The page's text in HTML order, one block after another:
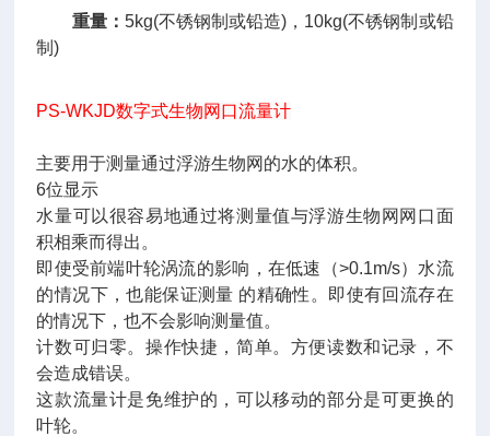
重量： 5kg(不锈钢制或铅造)，10kg(不锈钢制或铅
制)
PS-WKJD数字式生物网口流量计
主要用于测量通过浮游生物网的水的体积。
6位显示
水量可以很容易地通过将测量值与浮游生物网网口面
积相乘而得出。
即使受前端叶轮涡流的影响，在低速（>0.1m/s）水流
的情况下，也能保证测量 的精确性。即使有回流存在
的情况下，也不会影响测量值。
计数可归零。操作快捷，简单。方便读数和记录，不
会造成错误。
这款流量计是免维护的，可以移动的部分是可更换的
叶轮。